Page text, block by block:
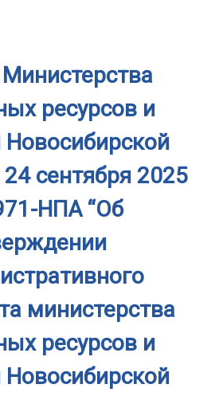
ресурсов и
Новосибирской
сентября 2025
НПА “Об
министерства
ресурсов и
Новосибирской